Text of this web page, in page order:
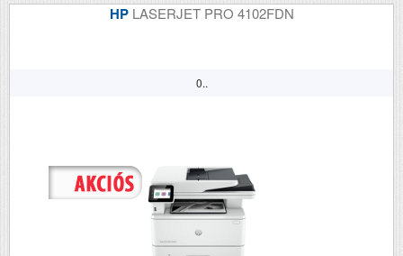
HP LASERJET PRO 4102FDN
0..